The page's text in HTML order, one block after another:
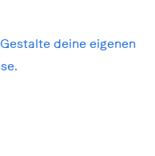
deine eigenen